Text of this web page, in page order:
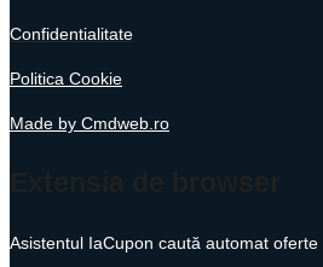
Confidentialitate
Politica Cookie
Made by Cmdweb.ro
Asistentul IaCupon caută automat oferte